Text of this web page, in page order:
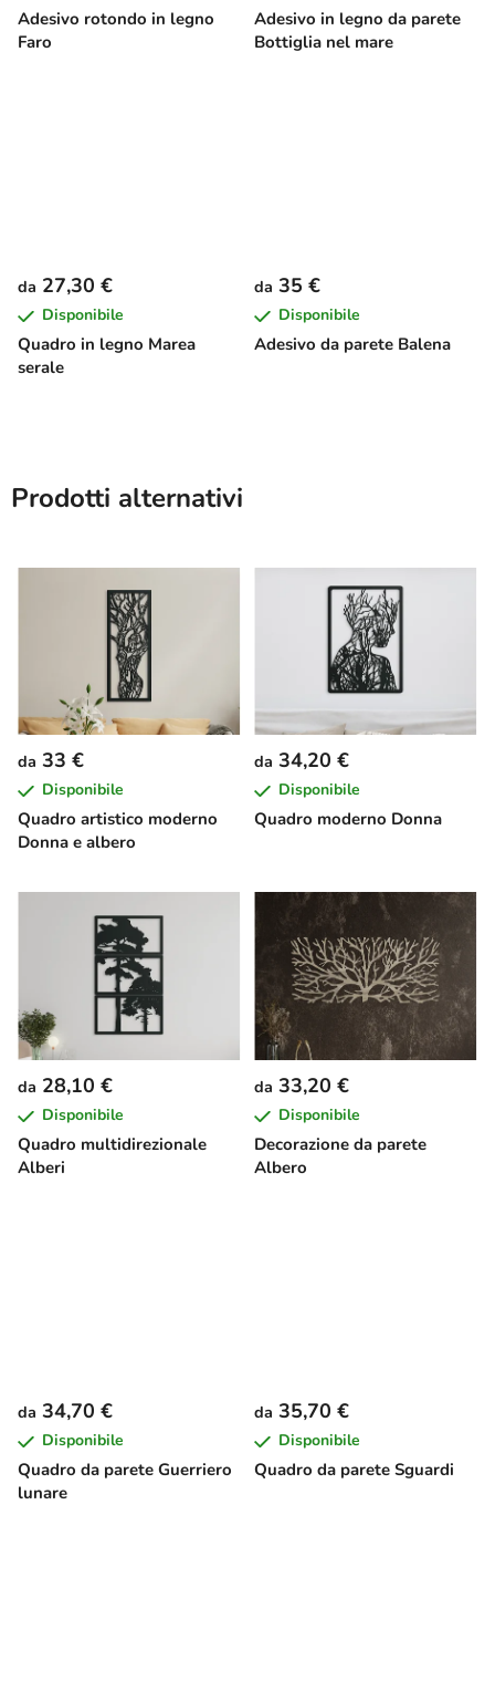
Adesivo rotondo in legno
Faro
Adesivo in legno da parete
Bottiglia nel mare
Quadro in legno Marea
serale
da 27,30 €
Disponibile
Adesivo da parete Balena
da 35 €
Disponibile
Prodotti alternativi
Quadro artistico moderno
Donna e albero
da 33 €
Disponibile
Quadro moderno Donna
da 34,20 €
Disponibile
Quadro multidirezionale
Alberi
da 28,10 €
Disponibile
Decorazione da parete
Albero
da 33,20 €
Disponibile
Quadro da parete Guerriero
lunare
da 34,70 €
Disponibile
Quadro da parete Sguardi
da 35,70 €
Disponibile